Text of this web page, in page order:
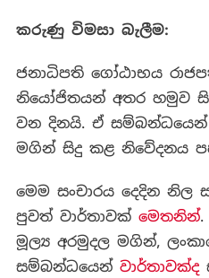
කරුණු විමසා බැලීම:
ජනාධිපති ගෝඨාභය
නියෝජිතයන් අතර හමුව
වන දිනයි. ඒ සම්බන්ධයෙන්
මගින් සිදු කළ නිවේදනය
මෙම සංචාරය දෙදින නිල
පුවත් වාර්තාවක් මෙතනින්.
මූල්‍ය අරමුදල මගින්,
සම්බන්ධයෙන් වාර්තාවක්ද